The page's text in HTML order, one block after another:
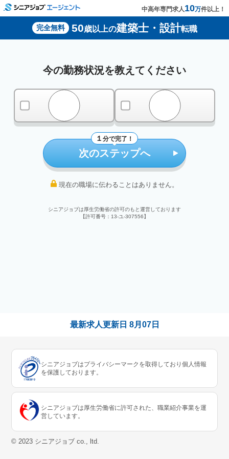
中高年専門求人 10万件以上！
完全無料 50歳以上の建築士・設計転職
今の勤務状況を教えてください
１ 分で完了！
次のステップへ
現在の職場に伝わることはありません。
シニアジョブは厚生労働省の許可のもと運営しております
【許可番号：13-ユ-307556】
最新求人更新日 8月07日
シニアジョブはプライバシーマークを取得しており個人情報
を保護しております。
シニアジョブは厚生労働省に許可された、職業紹介事業を運
営しています。
© 2023 シニアジョブ co., ltd.